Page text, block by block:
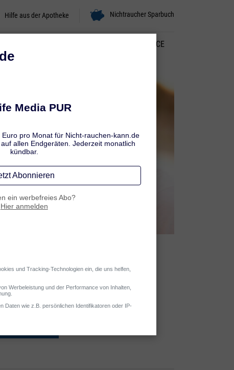
Hilfe aus der Apotheke Nichtraucher Sparbuch
SERVICE
Wer
nach
Regelmäßige Bewegung ist zum Beispiel
Prinzip, sich öfters etwas Kleines zu gönnen.